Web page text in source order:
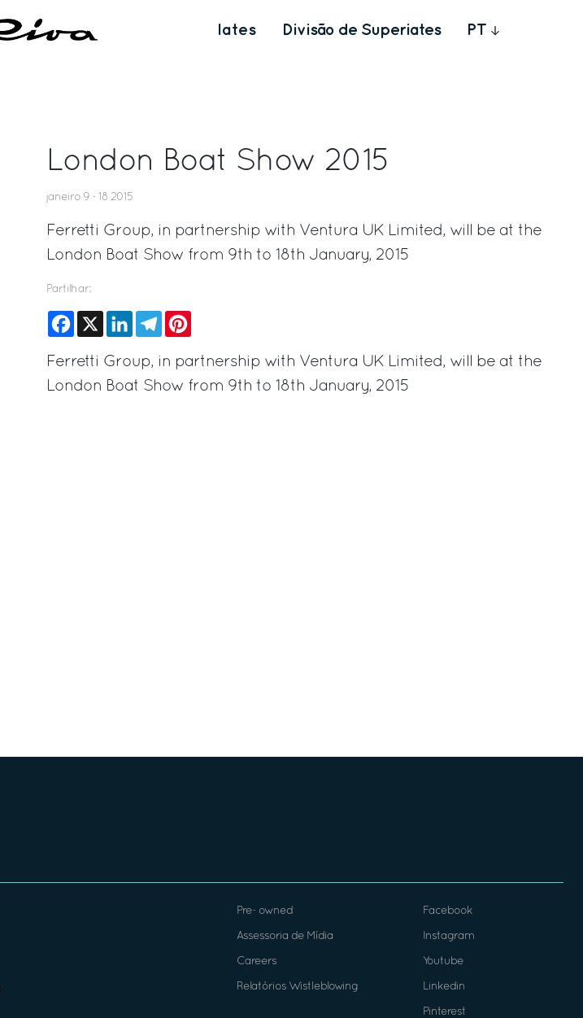
Iates Divisão de Superiates PT
London Boat Show 2015
janeiro 9 - 18 2015
Ferretti Group, in partnership with Ventura UK Limited, will be at the
London Boat Show from 9th to 18th January, 2015
Partilhar:
Facebook
X LinkedInTelegram
Ferretti Group, in partnership with Ventura UK Limited, will be at the
London Boat Show from 9th to 18th January, 2015
Pre- owned
Assessoria de Mídia
Careers
Relatórios Wistleblowing
Facebook
Instagram
Youtube
Linkedin
Pinterest